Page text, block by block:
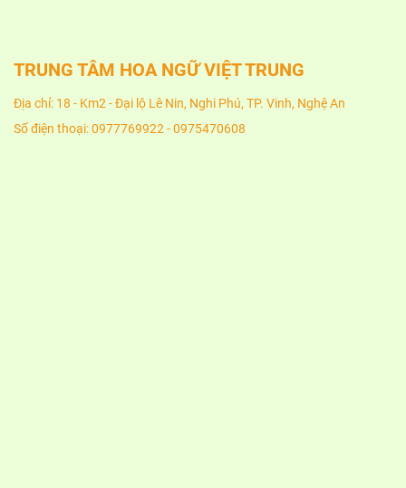
TRUNG TÂM HOA NGỮ VIỆT TRUNG
Địa chỉ: 18 - Km2 - Đại lộ Lê Nin, Nghi Phú, TP. Vinh, Nghệ An
Số điện thoại: 0977769922 - 0975470608